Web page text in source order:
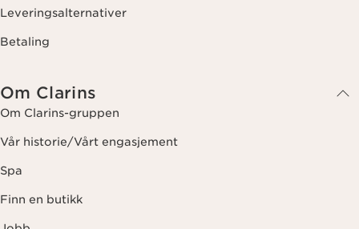
Leveringsalternativer
Betaling
Om Clarins
Om Clarins-gruppen
Vår historie/Vårt engasjement
Spa
Finn en butikk